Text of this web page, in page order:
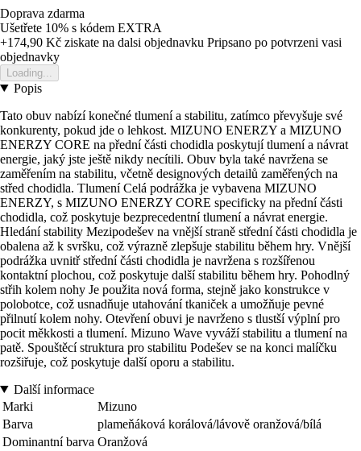
Doprava zdarma
Ušetřete 10% s kódem EXTRA
+174,90 Kč ziskate na dalsi objednavku Pripsano po potvrzeni vasi
objednavky
Loading...
Popis
Tato obuv nabízí konečné tlumení a stabilitu, zatímco převyšuje své
konkurenty, pokud jde o lehkost. MIZUNO ENERZY a MIZUNO
ENERZY CORE na přední části chodidla poskytují tlumení a návrat
energie, jaký jste ještě nikdy necítili. Obuv byla také navržena se
zaměřením na stabilitu, včetně designových detailů zaměřených na
střed chodidla. Tlumení Celá podrážka je vybavena MIZUNO
ENERZY, s MIZUNO ENERZY CORE specificky na přední části
chodidla, což poskytuje bezprecedentní tlumení a návrat energie.
Hledání stability Mezipodešev na vnější straně střední části chodidla je
obalena až k svršku, což výrazně zlepšuje stabilitu během hry. Vnější
podrážka uvnitř střední části chodidla je navržena s rozšířenou
kontaktní plochou, což poskytuje další stabilitu během hry. Pohodlný
střih kolem nohy Je použita nová forma, stejně jako konstrukce v
polobotce, což usnadňuje utahování tkaniček a umožňuje pevné
přilnutí kolem nohy. Otevření obuvi je navrženo s tlustší výplní pro
pocit měkkosti a tlumení. Mizuno Wave vyváží stabilitu a tlumení na
patě. Spouštěcí struktura pro stabilitu Podešev se na konci malíčku
rozšiřuje, což poskytuje další oporu a stabilitu.
Další informace
Marki
Mizuno
Barva
plameňáková korálová/lávově oranžová/bílá
Dominantní barva Oranžová